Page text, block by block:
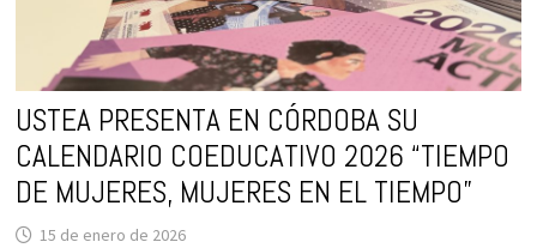
USTEA PRESENTA EN CÓRDOBA SU
CALENDARIO COEDUCATIVO 2026 “TIEMPO
DE MUJERES, MUJERES EN EL TIEMPO”
15 de enero de 2026